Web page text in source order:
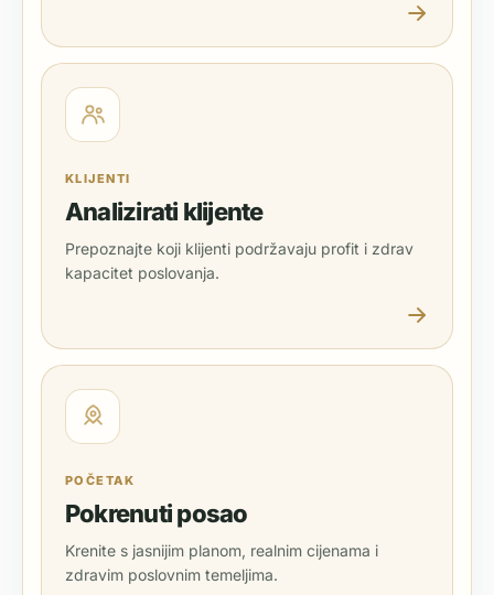
KLIJENTI
Analizirati klijente
Prepoznajte koji klijenti podržavaju profit i zdrav
kapacitet poslovanja.
POČETAK
Pokrenuti posao
Krenite s jasnijim planom, realnim cijenama i
zdravim poslovnim temeljima.